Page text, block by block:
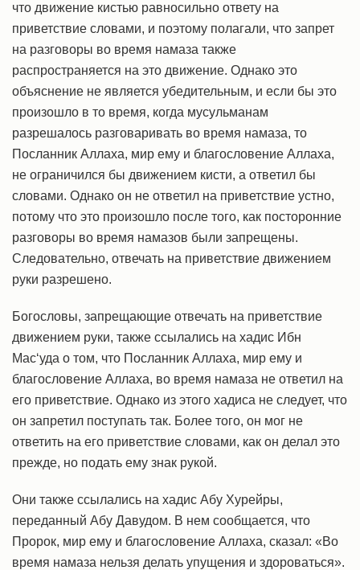
что движение кистью равносильно ответу на
приветствие словами, и поэтому полагали, что запрет
на разговоры во время намаза также
распространяется на это движение. Однако это
объяснение не является убедительным, и если бы это
произошло в то время, когда мусульманам
разрешалось разговаривать во время намаза, то
Посланник Аллаха, мир ему и благословение Аллаха,
не ограничился бы движением кисти, а ответил бы
словами. Однако он не ответил на приветствие устно,
потому что это произошло после того, как посторонние
разговоры во время намазов были запрещены.
Следовательно, отвечать на приветствие движением
руки разрешено.
Богословы, запрещающие отвечать на приветствие
движением руки, также ссылались на хадис Ибн
Мас‘уда о том, что Посланник Аллаха, мир ему и
благословение Аллаха, во время намаза не ответил на
его приветствие. Однако из этого хадиса не следует, что
он запретил поступать так. Более того, он мог не
ответить на его приветствие словами, как он делал это
прежде, но подать ему знак рукой.
Они также ссылались на хадис Абу Хурейры,
переданный Абу Давудом. В нем сообщается, что
Пророк, мир ему и благословение Аллаха, сказал: «Во
время намаза нельзя делать упущения и здороваться».